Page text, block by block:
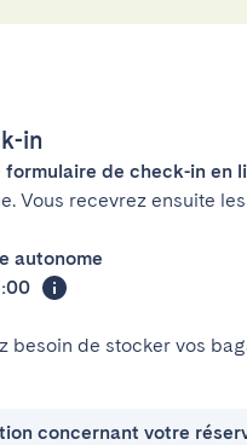
in
formulaire de check-in en
Vous recevrez ensuite les
autonome
besoin de stocker vos
concernant votre